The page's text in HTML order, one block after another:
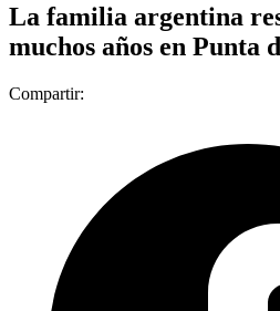
La familia argentina
muchos años en Punta
Compartir: